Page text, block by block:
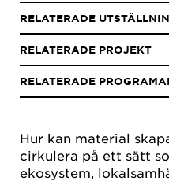
Hur kan material
cirkulera på ett sätt
ekosystem,
RELATERADE
RELATERADE PROJEKT
RELATERADE